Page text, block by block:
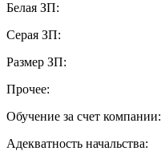
Белая ЗП:
Серая ЗП:
Размер ЗП:
Прочее:
Обучение за счет компании:
Адекватность начальства: